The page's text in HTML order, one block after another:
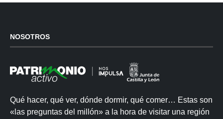
NOSOTROS
Qué hacer, qué ver, dónde dormir, qué comer… Estas son
«las preguntas del millón» a la hora de visitar una región